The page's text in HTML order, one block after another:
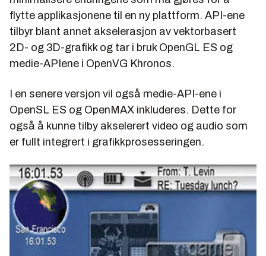
flytte applikasjonene til en ny plattform. API-ene
tilbyr blant annet akselerasjon av vektorbasert
2D- og 3D-grafikk og tar i bruk OpenGL ES og
medie-APIene i OpenVG Khronos.
I en senere versjon vil også medie-API-ene i
OpenSL ES og OpenMAX inkluderes. Dette for
også å kunne tilby akselerert video og audio som
er fullt integrert i grafikkprosesseringen.